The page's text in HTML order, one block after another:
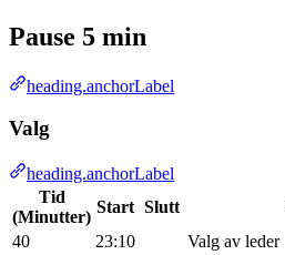
Pause 5 min
heading.anchorLabel
Valg
heading.anchorLabel
Tid
(Minutter)
Start Slutt
40
23:10
Valg av leder